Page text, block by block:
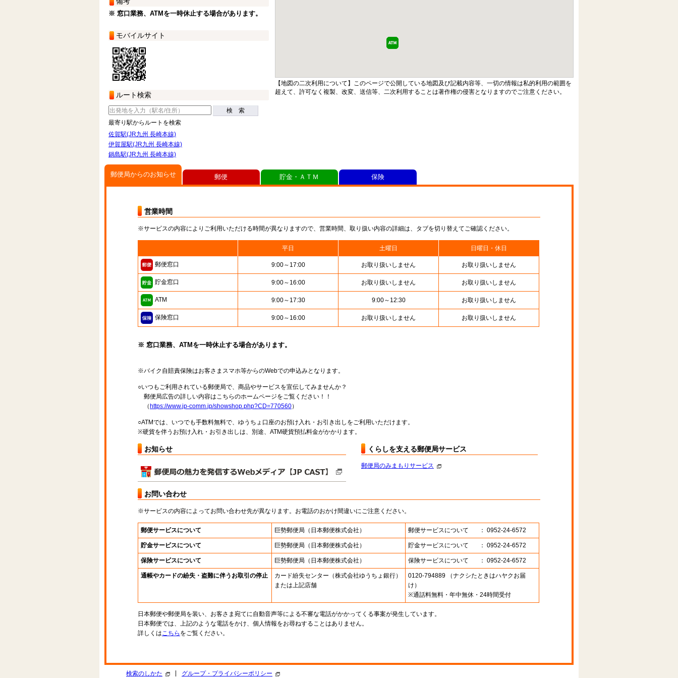
※ 窓口業務、ATMを一時休止する場合があります。
モバイルサイト
ルート検索
検 索
最寄り駅からルートを検索
佐賀駅(JR九州 長崎本線)
伊賀屋駅(JR九州 長崎本線)
鍋島駅(JR九州 長崎本線)
【地図の二次利用について】このページで公開している地図及び記載内容等、一切の情報は私的利用の範囲を
超えて、許可なく複製、改変、送信等、二次利用することは著作権の侵害となりますのでご注意ください。
郵便局からのお知らせ
営業時間
※サービスの内容によりご利用いただける時間が異なりますので、営業時間、取り扱い内容の詳細は、タブを切り替えてご確認ください。
平日 土曜日 日曜日・休日
郵便窓口 9:00～17:00 お取り扱いしません お取り扱いしません
貯金窓口 9:00～16:00 お取り扱いしません お取り扱いしません
ATM 9:00～17:30 9:00～12:30 お取り扱いしません
保険窓口 9:00～16:00 お取り扱いしません お取り扱いしません
※ 窓口業務、ATMを一時休止する場合があります。
※バイク自賠責保険はお客さまスマホ等からのWebでの申込みとなります。
○いつもご利用されている郵便局で、商品やサービスを宣伝してみませんか？
郵便局広告の詳しい内容はこちらのホームページをご覧ください！！
（ https://www.jp-comm.jp/showshop.php?CD=770560）
○ATMでは、いつでも手数料無料で、ゆうちょ口座のお預け入れ・お引き出しをご利用いただけます。
※硬貨を伴うお預け入れ・お引き出しは、別途、ATM硬貨預払料金がかかります。
お知らせ くらしを支える郵便局サービス
郵便局のみまもりサービス
お問い合わせ
※サービスの内容によってお問い合わせ先が異なります。お電話のおかけ間違いにご注意ください。
郵便サービスについて 巨勢郵便局 （日本郵便株式会社） 郵便サービスについて ： 0952-24-6572
貯金サービスについて 巨勢郵便局 （日本郵便株式会社） 貯金サービスについて ： 0952-24-6572
保険サービスについて 巨勢郵便局 （日本郵便株式会社） 保険サービスについて ： 0952-24-6572
通帳やカードの紛失・盗難に伴うお取引の停止 カード紛失センター （株式会社ゆうちょ銀行）
または上記店舗
0120-794889 （ナクシたときはハヤクお届
け）
※通話料無料・年中無休・24時間受付
日本郵便や郵便局を装い、お客さま宛てに自動音声等による不審な電話がかかってくる事案が発生しています。
日本郵便では、上記のような電話をかけ、個人情報をお尋ねすることはありません。
詳しくはこちら をご覧ください。
郵便 貯金・ＡＴＭ 保険
検索のしかた グループ・プライバシーポリシー